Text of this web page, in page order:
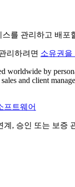
를 관리하고 배포
리하려면 소유권을
worldwide by
and client
프트웨어
계, 승인 또는 보